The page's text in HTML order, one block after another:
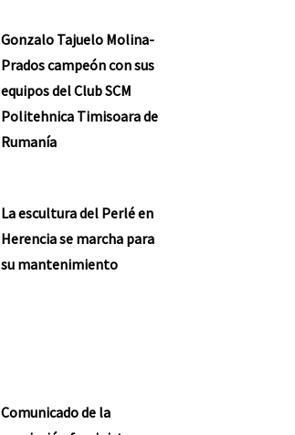
Gonzalo Tajuelo Molina-
Prados campeón con sus
equipos del Club SCM
Politehnica Timisoara de
Rumanía
La escultura del Perlé en
Herencia se marcha para
su mantenimiento
Comunicado de la